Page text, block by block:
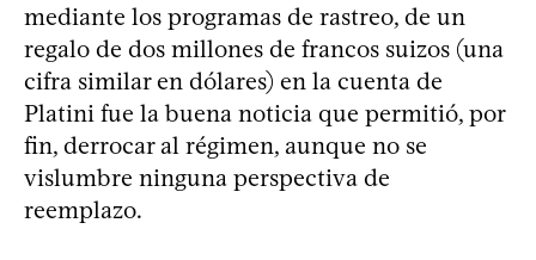
mediante los programas de rastreo, de un
regalo de dos millones de francos suizos (una
cifra similar en dólares) en la cuenta de
Platini fue la buena noticia que permitió, por
fin, derrocar al régimen, aunque no se
vislumbre ninguna perspectiva de
reemplazo.